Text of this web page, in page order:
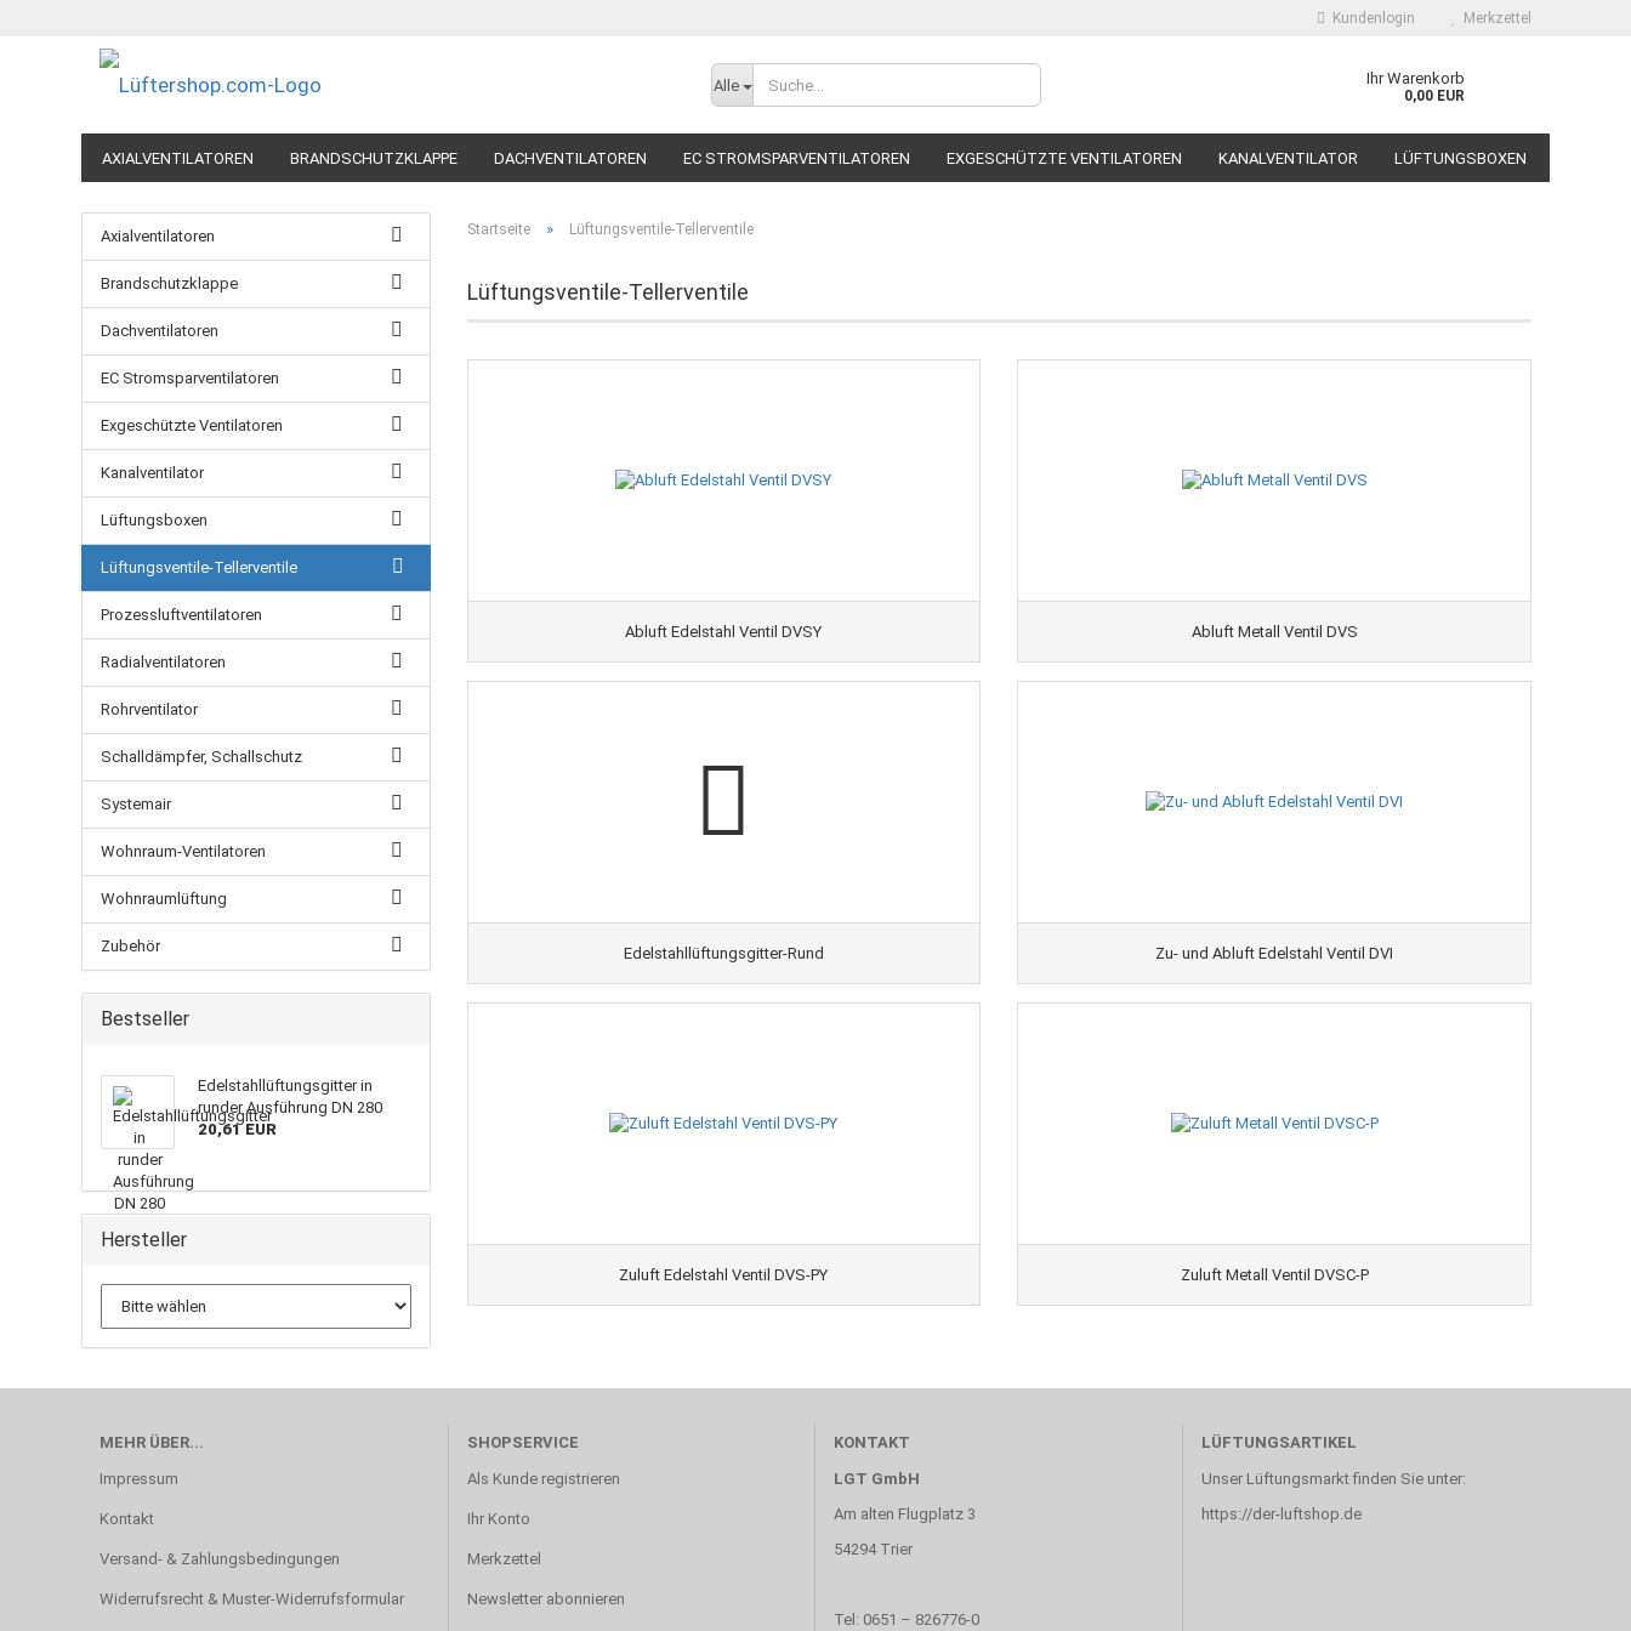
Kundenlogin Merkzettel
Alle Ihr Warenkorb
0,00 EUR
AXIALVENTILATOREN BRANDSCHUTZKLAPPE DACHVENTILATOREN EC STROMSPARVENTILATOREN EXGESCHÜTZTE VENTILATOREN KANALVENTILATOR LÜFTUNGSBOXEN
WOHNRAUM-VENTILATOREN WOHNRAUMLÜFTUNG
Startseite » Lüftungsventile-Tellerventile
Lüftungsventile-Tellerventile
Abluft Edelstahl Ventil DVSY Abluft Metall Ventil DVS
Edelstahllüftungsgitter-Rund Zu- und Abluft Edelstahl Ventil DVI
Zuluft Edelstahl Ventil DVS-PY Zuluft Metall Ventil DVSC-P
Axialventilatoren
Brandschutzklappe
Dachventilatoren
EC Stromsparventilatoren
Exgeschützte Ventilatoren
Kanalventilator
Lüftungsboxen
Lüftungsventile-Tellerventile
Prozessluftventilatoren
Radialventilatoren
Rohrventilator
Schalldämpfer, Schallschutz
Systemair
Wohnraum-Ventilatoren
Wohnraumlüftung
Zubehör
Bestseller
Edelstahllüftungsgitter in
runder Ausführung DN 280
20,61 EUR
Hersteller
MEHR ÜBER...
Impressum
Kontakt
Versand- & Zahlungsbedingungen
Widerrufsrecht & Muster-Widerrufsformular
SHOPSERVICE
Als Kunde registrieren
Ihr Konto
Merkzettel
Newsletter abonnieren
KONTAKT
LGT GmbH
Am alten Flugplatz 3
54294 Trier
Tel: 0651 – 826776-0
LÜFTUNGSARTIKEL
Unser Lüftungsmarkt finden Sie unter:
https://der-luftshop.de